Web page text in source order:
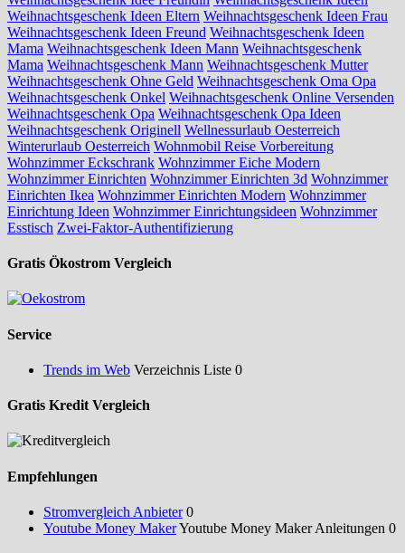
Weihnachtsgeschenk Ideen Eltern Weihnachtsgeschenk Ideen Frau
Weihnachtsgeschenk Ideen Freund Weihnachtsgeschenk Ideen
Mama Weihnachtsgeschenk Ideen Mann Weihnachtsgeschenk
Mama Weihnachtsgeschenk Mann Weihnachtsgeschenk Mutter
Weihnachtsgeschenk Ohne Geld Weihnachtsgeschenk Oma Opa
Weihnachtsgeschenk Onkel Weihnachtsgeschenk Online Versenden
Weihnachtsgeschenk Opa Weihnachtsgeschenk Opa Ideen
Weihnachtsgeschenk Originell Wellnessurlaub Oesterreich
Winterurlaub Oesterreich Wohnmobil Reise Vorbereitung
Wohnzimmer Eckschrank Wohnzimmer Eiche Modern
Wohnzimmer Einrichten Wohnzimmer Einrichten 3d Wohnzimmer
Einrichten Ikea Wohnzimmer Einrichten Modern Wohnzimmer
Einrichtung Ideen Wohnzimmer Einrichtungsideen Wohnzimmer
Esstisch Zwei-Faktor-Authentifizierung
Gratis Ökostrom Vergleich
Service
Trends im Web Verzeichnis Liste 0
Gratis Kredit Vergleich
Empfehlungen
Stromvergleich Anbieter0
Youtube Money MakerYoutube Money Maker Anleitungen 0